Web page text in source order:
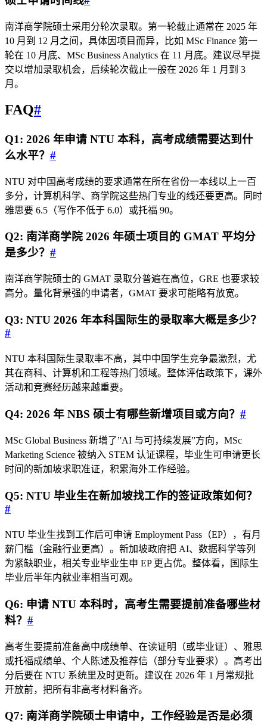
南洋商学院硕士采用分轮次录取。第一轮截止通常在 2025 年
10 月到 12 月之间，具体因项目而异，比如 MSc Finance 第一
轮在 10 月底、MSc Business Analytics 在 11 月底。建议尽早提
交以增加录取机会，后续轮次截止一般在 2026 年 1 月到 3
月。
FAQ#
Q1: 2026 年申请 NTU 本科，高考成绩需要达到什
么水平？ #
NTU 对中国高考成绩的要求通常在所在省份一本线以上一百
多分，计算机科学、商学院这些热门专业的线还要更高。同时
雅思要 6.5（写作不低于 6.0）或托福 90。
Q2: 南洋商学院 2026 年硕士项目的 GMAT 平均分
是多少？ #
南洋商学院硕士的 GMAT 录取分普遍在高位，GRE 也要求较
高分。量化背景强的申请者，GMAT 要求可能略有放宽。
Q3: NTU 2026 年本科国际生的录取率大概是多少？
#
NTU 本科国际生录取率不高，其中中国学生竞争最激烈，尤
其在商科、计算机和工程等热门领域。整体评估政策下，课外
活动和竞赛经历越来越重要。
Q4: 2026 年 NBS 硕士有哪些新增项目或方向？ #
MSc Global Business 新增了”AI 与可持续发展”方向，MSc
Marketing Science 被纳入 STEM 认证课程，毕业生可申请更长
时间的新加坡求职准证，积累海外工作经验。
Q5: NTU 毕业生在新加坡找工作的签证政策如何？
#
NTU 毕业生找到工作后可申请 Employment Pass（EP），有月
薪门槛（金融行业更高）。新加坡政府把 AI、数据科学等列
为紧缺职业，相关专业毕业生申 EP 更占优。整体看，国际生
毕业后半年内就业率相当可观。
Q6: 申请 NTU 本科时，高考生需要提前准备哪些材
料？ #
高考生要提前准备高中成绩单、在读证明（或毕业证）、雅思
或托福成绩单、个人陈述及推荐信（部分专业要求）。高考出
分后要在 NTU 系统里及时更新。建议在 2026 年 1 月常规批
开放前，把所有非高考材料备齐。
Q7: 南洋商学院硕士申请中，工作经验是否是必须